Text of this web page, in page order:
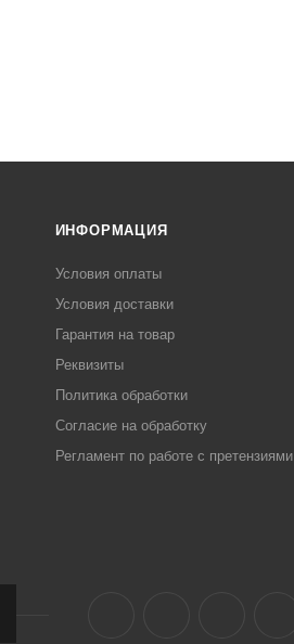
ИНФОРМАЦИЯ
Условия оплаты
Условия доставки
Гарантия на товар
Реквизиты
Политика обработки
Согласие на обработку
Регламент по работе с претензиями